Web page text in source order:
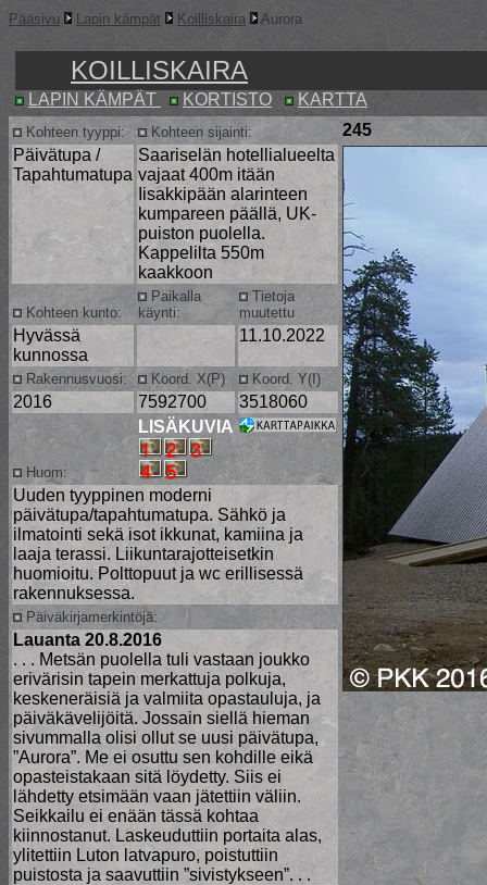
Pääsivu Lapin kämpät Koilliskaira Aurora
KOILLISKAIRA
LAPIN KÄMPÄT KORTISTO KARTTA
Kohteen tyyppi: Kohteen sijainti:
245
Päivätupa /
Tapahtumatupa
Saariselän hotellialueelta
vajaat 400m itään
Iisakkipään alarinteen
kumpareen päällä, UK-
puiston puolella.
Kappelilta 550m
kaakkoon
Kohteen kunto:
Paikalla
käynti:
Tietoja
muutettu
Hyvässä
kunnossa
11.10.2022
Rakennusvuosi: Koord. X(P) Koord. Y(I)
2016 7592700 3518060
Huom:
LISÄKUVIA
Uuden tyyppinen moderni
päivätupa/tapahtumatupa. Sähkö ja
ilmatointi sekä isot ikkunat, kamiina ja
laaja terassi. Liikuntarajotteisetkin
huomioitu. Polttopuut ja wc erillisessä
rakennuksessa.
Päiväkirjamerkintöjä:
Lauanta 20.8.2016
. . . Metsän puolella tuli vastaan joukko
erivärisin tapein merkattuja polkuja,
keskeneräisiä ja valmiita opastauluja, ja
päiväkävelijöitä. Jossain siellä hieman
sivummalla olisi ollut se uusi päivätupa,
”Aurora”. Me ei osuttu sen kohdille eikä
opasteistakaan sitä löydetty. Siis ei
lähdetty etsimään vaan jätettiin väliin.
Seikkailu ei enään tässä kohtaa
kiinnostanut. Laskeuduttiin portaita alas,
ylitettiin Luton latvapuro, poistuttiin
puistosta ja saavuttiin ”sivistykseen”. . .